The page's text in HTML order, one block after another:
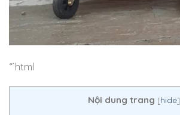
“`html
Nội dung trang [hide]